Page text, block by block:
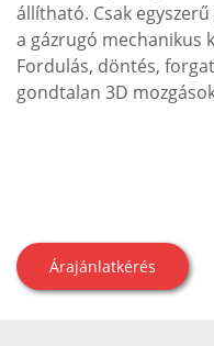
állítható. Csak
a gázrugó mechanikus
Fordulás, döntés,
gondtalan 3D
Árajánlatkérés